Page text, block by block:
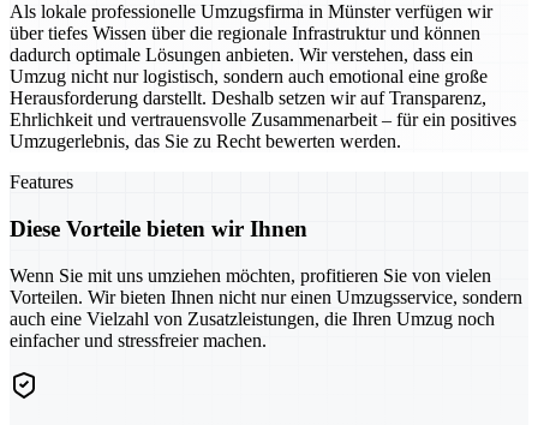
Als lokale professionelle Umzugsfirma in Münster verfügen wir
über tiefes Wissen über die regionale Infrastruktur und können
dadurch optimale Lösungen anbieten. Wir verstehen, dass ein
Umzug nicht nur logistisch, sondern auch emotional eine große
Herausforderung darstellt. Deshalb setzen wir auf Transparenz,
Ehrlichkeit und vertrauensvolle Zusammenarbeit – für ein positives
Umzugerlebnis, das Sie zu Recht bewerten werden.
Features
Diese Vorteile bieten wir Ihnen
Wenn Sie mit uns umziehen möchten, profitieren Sie von vielen
Vorteilen. Wir bieten Ihnen nicht nur einen Umzugsservice, sondern
auch eine Vielzahl von Zusatzleistungen, die Ihren Umzug noch
einfacher und stressfreier machen.